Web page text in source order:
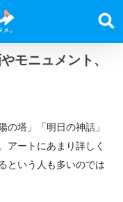
モニュメント、
の塔」「明日の神話」
アートにあまり詳しく
という人も多いのでは